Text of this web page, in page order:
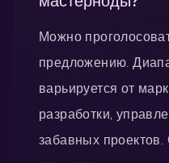
Можно
предложению.
варьируется от
разработки,
забавных